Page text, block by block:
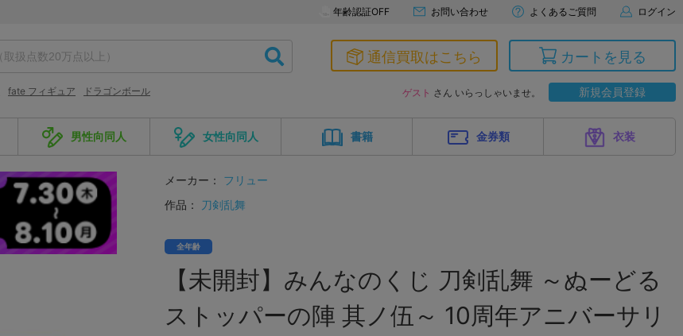
年齢認証OFF お問い合わせ よくあるご質問 ログイン
fate フィギュア ドラゴンボール
通信買取はこちら カートを見る
ゲスト さん いらっしゃいませ。 新規会員登録
男性向同人 女性向同人 書籍 金券類 衣装
メーカー：
フリュー
作品：
刀剣乱舞
全年齢
【未開封】みんなのくじ 刀剣乱舞 ～ぬーどる
ストッパーの陣 其ノ伍～ 10周年アニバーサリ